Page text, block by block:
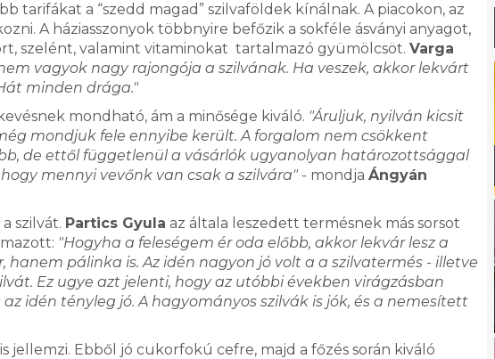
tarifákat a “szedd magad” szilvaföldek kínálnak. A piacokon, az
A háziasszonyok többnyire befőzik a sokféle ásványi anyagot,
szelént, valamint vitaminokat tartalmazó gyümölcsöt. Varga
vagyok nagy rajongója a szilvának. Ha veszek, akkor lekvárt
minden drága."
mondható, ám a minősége kiváló. "Áruljuk, nyilván kicsit
mondjuk fele ennyibe került. A forgalom nem csökkent
de ettől függetlenül a vásárlók ugyanolyan határozottsággal
mennyi vevőnk van csak a szilvára"- mondja Ángyán
szilvát. Partics Gyula az általa leszedett termésnek más sorsot
"Hogyha a feleségem ér oda előbb, akkor lekvár lesz a
pálinka is. Az idén nagyon jó volt a a szilvatermés - illetve
Ez ugye azt jelenti, hogy az utóbbi években virágzásban
idén tényleg jó. A hagyományos szilvák is jók, és a nemesített
jellemzi. Ebből jó cukorfokú cefre, majd a főzés során kiváló